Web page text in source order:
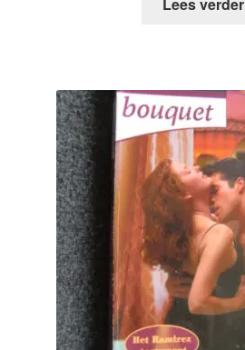
Lees verder